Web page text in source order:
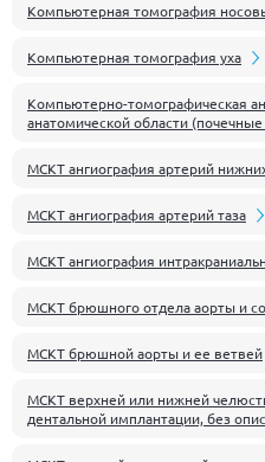
Компьютерная томография
Компьютерная томография уха
Компьютерно-томографическая
анатомической области
МСКТ ангиография артерий
МСКТ ангиография артерий таза
МСКТ ангиография
МСКТ брюшного отдела аорты и
МСКТ брюшной аорты и ее ветвей
МСКТ верхней или нижней
дентальной имплантации, без